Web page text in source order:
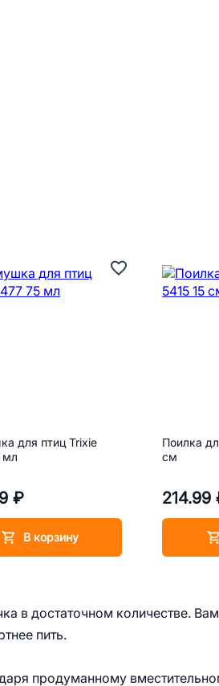
в достаточном количестве. Вам
пить.
продуманному
для птиц Trixie
мл
₽
В корзину
Поилка
см
214.99